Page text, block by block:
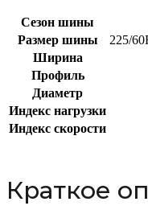
Сезон шины
Размер шины
225/
Ширина
Профиль
Диаметр
Индекс нагрузки
Индекс скорости
Краткое